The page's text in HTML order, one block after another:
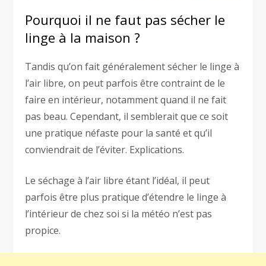
Pourquoi il ne faut pas sécher le
linge à la maison ?
Tandis qu’on fait généralement sécher le linge à
l’air libre, on peut parfois être contraint de le
faire en intérieur, notamment quand il ne fait
pas beau. Cependant, il semblerait que ce soit
une pratique néfaste pour la santé et qu’il
conviendrait de l’éviter. Explications.
Le séchage à l’air libre étant l’idéal, il peut
parfois être plus pratique d’étendre le linge à
l’intérieur de chez soi si la météo n’est pas
propice.